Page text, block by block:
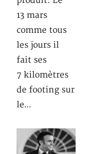
13 mars
comme tous
les jours il
fait ses
7 kilomètres
de footing sur
le…